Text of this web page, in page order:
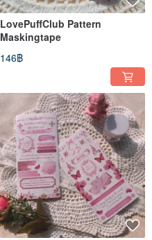
LovePuffClub Pattern
Maskingtape
146฿